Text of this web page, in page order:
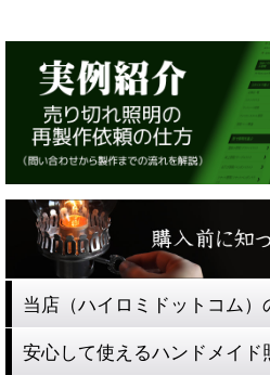
当店（ハイロミドットコム）
安心して使えるハンドメイド